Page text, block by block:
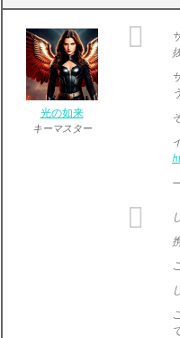
光の如来
キーマスター